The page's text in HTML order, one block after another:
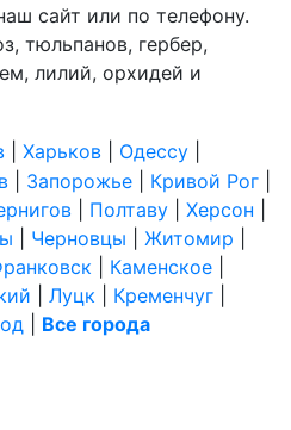
сайт или по телефону.
тюльпанов, гербер,
лилий, орхидей и
Харьков Одессу
Запорожье Кривой Рог
Полтаву Херсон
Черновцы Житомир
Каменское
Луцк Кременчуг
Все города